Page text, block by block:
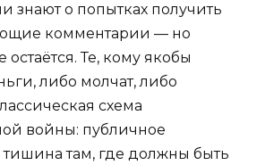
знают о попытках получить
комментарии — но
остаётся. Те, кому якобы
либо молчат, либо
схема
войны: публичное
там, где должны быть